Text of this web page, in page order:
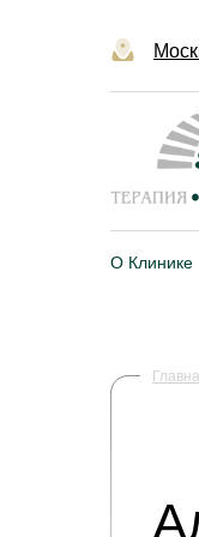
О Клинике